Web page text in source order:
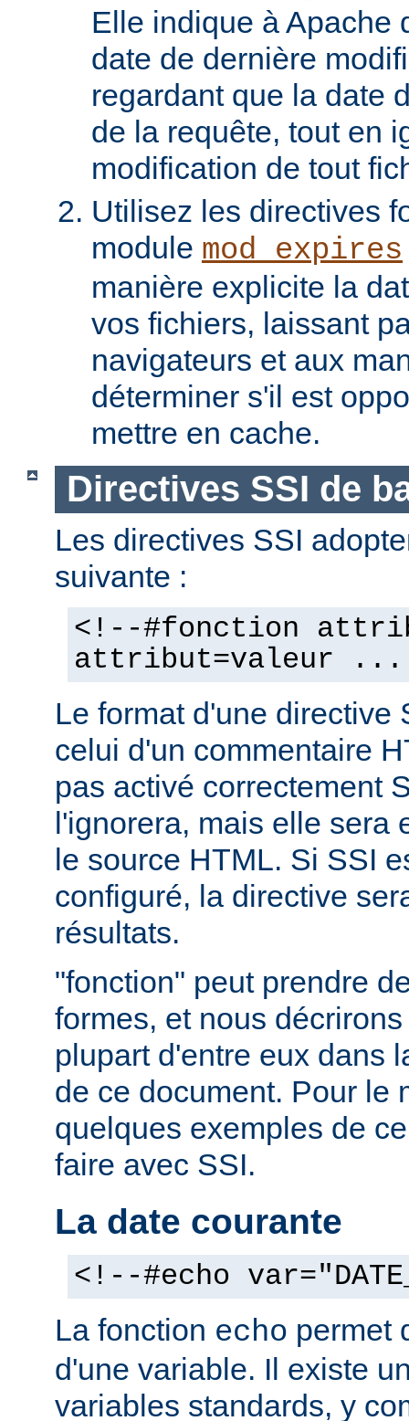
Elle indique à Apache
date de dernière
regardant que la date
de la requête, tout en
modification de tout
Utilisez les directives
module mod_expires
manière explicite la
vos fichiers, laissant
navigateurs et aux
déterminer s'il est
mettre en cache.
Directives SSI de
Les directives SSI
suivante :
<!--#fonction
attribut=valeur
Le format d'une directive
celui d'un commentaire
pas activé correctement
l'ignorera, mais elle sera
le source HTML. Si SSI
configuré, la directive
résultats.
"fonction" peut prendre
formes, et nous
plupart d'entre eux dans
de ce document. Pour le
quelques exemples de
faire avec SSI.
La date courante
<!--#echo
La fonction echo permet
d'une variable. Il existe
variables standards, y